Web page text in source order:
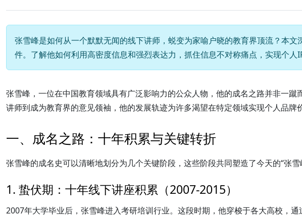
张雪峰是如何从一个默默无闻的线下讲师，蜕变为家喻户晓的教育界顶流？本
件。了解他如何利用高密度信息和强烈表达力，抓住信息不对称痛点，实现个人
张雪峰，一位在中国教育领域具有广泛影响力的公众人物，他的成名之路并非一
讲师到成为教育界的意见领袖，他的发展轨迹为许多渴望在特定领域实现个人品牌
一、成名之路：十年积累与关键转折
张雪峰的成名史可以清晰地划分为几个关键阶段，这些阶段共同塑造了今天的“张雪
1. 蛰伏期：十年线下讲座积累（2007-2015）
2007年大学毕业后，张雪峰进入考研培训行业。这段时期，他穿梭于各大高校，